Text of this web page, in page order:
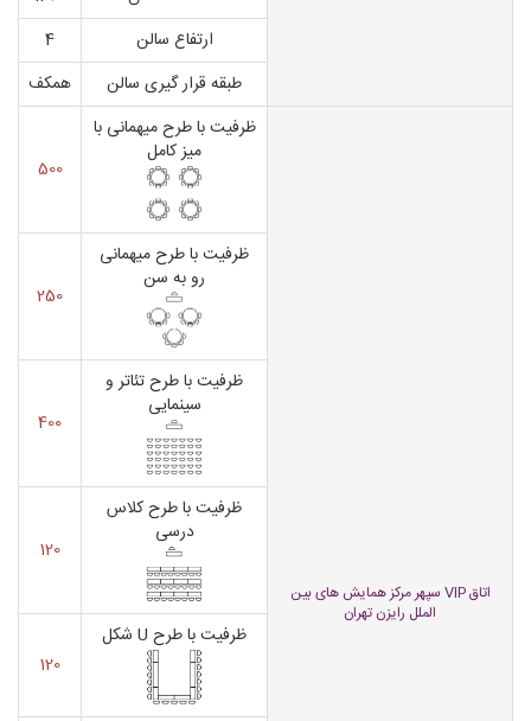
ارتفاع سالن
4
طبقه قرار گیری سالن
همکف
اتاق VIP سپهر مرکز همایش های بین
الملل رایزن تهران
ظرفیت با طرح میهمانی با
میز کامل
500
ظرفیت با طرح میهمانی
رو به سن
250
ظرفیت با طرح تئاتر و
سینمایی
400
ظرفیت با طرح کلاس
درسی
120
ظرفیت با طرح U شکل
120